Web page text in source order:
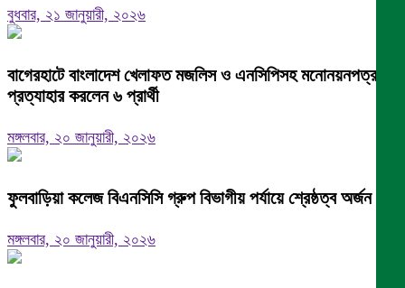
বুধবার, ২১ জানুয়ারী, ২০২৬
বাগেরহাটে বাংলাদেশ খেলাফত মজলিস ও এনসিপিসহ মনোনয়নপত্র
প্রত্যাহার করলেন ৬ প্রার্থী
মঙ্গলবার, ২০ জানুয়ারী, ২০২৬
ফুলবাড়িয়া কলেজ বিএনসিসি গ্রুপ বিভাগীয় পর্যায়ে শ্রেষ্ঠত্ব অর্জন।
মঙ্গলবার, ২০ জানুয়ারী, ২০২৬